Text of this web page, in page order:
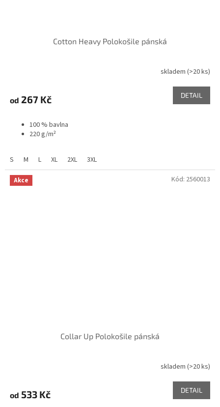
Cotton Heavy Polokošile pánská
skladem (>20 ks)
od 267 Kč DETAIL
100 % bavlna
220 g/m²
S M L XL 2XL 3XL
Akce
Collar Up Polokošile pánská
skladem (>20 ks)
od 533 Kč DETAIL
Kód: 2560013